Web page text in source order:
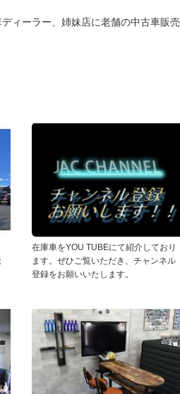
ィーラー、姉妹店に老舗の中古車販売
在庫車をYOU TUBEにて紹介しており
ます。ぜひご覧いただき、チャンネル
登録をお願いいたします。